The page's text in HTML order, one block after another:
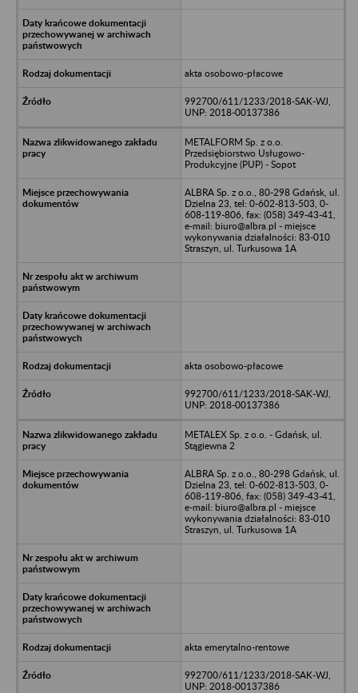
akta osobowo-płacowe
992700/611/1233/2018-SAK-WJ,
UNP: 2018-00137386
METALFORM Sp. z o.o.
Przedsiębiorstwo Usługowo-
Produkcyjne (PUP) - Sopot
ALBRA Sp. z o.o., 80-298 Gdańsk, ul.
Dzielna 23, tel: 0-602-813-503, 0-
608-119-806, fax: (058) 349-43-41,
e-mail: biuro@albra.pl - miejsce
wykonywania działalności: 83-010
Straszyn, ul. Turkusowa 1A
akta osobowo-płacowe
992700/611/1233/2018-SAK-WJ,
UNP: 2018-00137386
METALEX Sp. z o.o. - Gdańsk, ul.
Stągiewna 2
ALBRA Sp. z o.o., 80-298 Gdańsk, ul.
Dzielna 23, tel: 0-602-813-503, 0-
608-119-806, fax: (058) 349-43-41,
e-mail: biuro@albra.pl - miejsce
wykonywania działalności: 83-010
Straszyn, ul. Turkusowa 1A
akta emerytalno-rentowe
992700/611/1233/2018-SAK-WJ,
UNP: 2018-00137386